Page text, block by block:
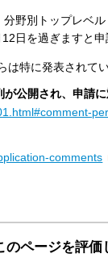
野別トップレベ
日を過ぎますと
特に発表されてい
公開され、申請
comments
のページを評価